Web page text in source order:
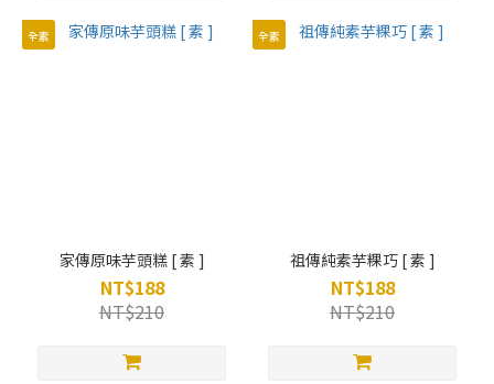
全素
家傳原味芋頭糕 [ 素 ]
NT$188
NT$210
全素
祖傳純素芋粿巧 [ 素 ]
NT$188
NT$210